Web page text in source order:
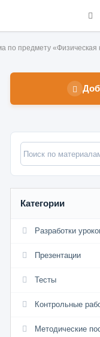
по предмету «Физическая
Категории
Разработки
Презентации
Тесты
Контрольные
Методические